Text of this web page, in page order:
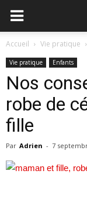
Accueil Vie pratique
Vie pratique Enfants
Nos
robe de
fille
Par Adrien - 7